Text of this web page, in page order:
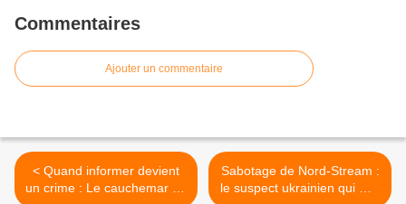
Commentaires
Ajouter un commentaire
< Quand informer devient
un crime : Le cauchemar du
Sabotage de Nord-Stream :
le suspect ukrainien qui met